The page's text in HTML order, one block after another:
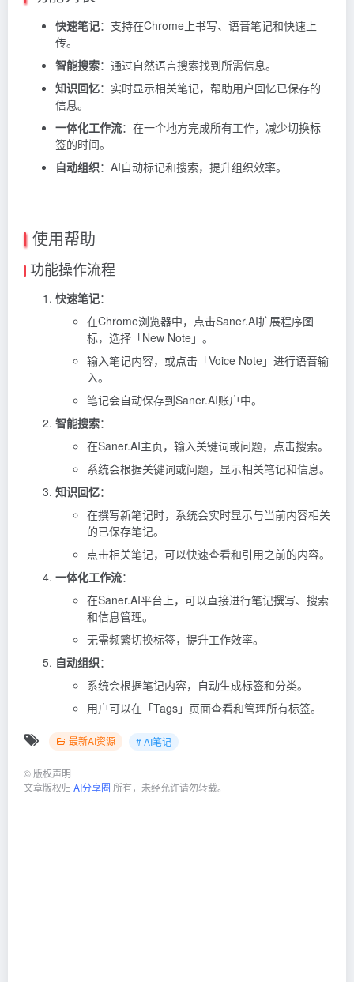
快速笔记：支持在Chrome上书写、语音笔记和快速上
传。
智能搜索：通过自然语言搜索找到所需信息。
知识回忆：实时显示相关笔记，帮助用户回忆已保存的
信息。
一体化工作流：在一个地方完成所有工作，减少切换标
签的时间。
自动组织：AI自动标记和搜索，提升组织效率。
使用帮助
功能操作流程
快速笔记：
在Chrome浏览器中，点击Saner.AI扩展程序图
标，选择「New Note」。
输入笔记内容，或点击「Voice Note」进行语音输
入。
笔记会自动保存到Saner.AI账户中。
智能搜索：
在Saner.AI主页，输入关键词或问题，点击搜索。
系统会根据关键词或问题，显示相关笔记和信息。
知识回忆：
在撰写新笔记时，系统会实时显示与当前内容相关
的已保存笔记。
点击相关笔记，可以快速查看和引用之前的内容。
一体化工作流：
在Saner.AI平台上，可以直接进行笔记撰写、搜索
和信息管理。
无需频繁切换标签，提升工作效率。
自动组织：
系统会根据笔记内容，自动生成标签和分类。
用户可以在「Tags」页面查看和管理所有标签。
最新AI资源 # AI笔记
©版权声明
文章版权归 AI分享圈 所有，未经允许请勿转载。